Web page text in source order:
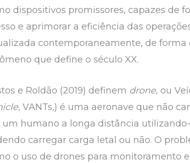
dispositivos promissores, capazes de
e aprimorar a eficiência das
contemporaneamente, de forma
que define o século XX.
e Roldão (2019) definem drone, ou
, VANTs,) é uma aeronave que não
um humano a longa distância
carregar carga letal ou não. O
o uso de drones para monitoramento